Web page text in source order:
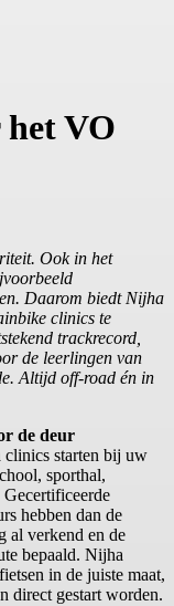
VO
Ook in het
Daarom biedt Nijha
clinics te
trackrecord,
de leerlingen van
Altijd off-road én in
de deur
starten bij uw
sporthal,
hebben dan de
al verkend en de
bepaald. Nijha
in de juiste maat,
direct gestart worden.